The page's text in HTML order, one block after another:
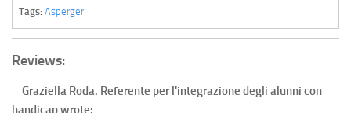
Tags: Asperger
Reviews:
Graziella Roda. Referente per l'integrazione degli alunni con
handicapwrote: